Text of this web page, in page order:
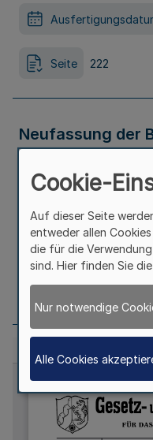
Seite 222
Neufassung der
des
Cookie-
Auf dieser Seite
entweder allen
die für die
sind. Hier finden Sie die
Nur notwendige
Alle Cookies